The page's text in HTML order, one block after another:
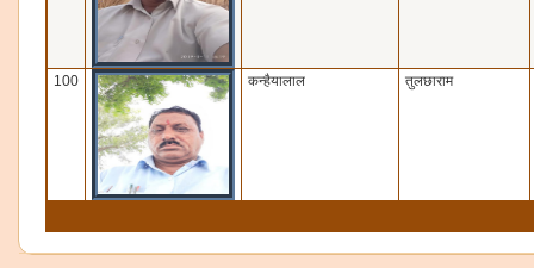
100 कन्‍हैयालाल तुलछाराम